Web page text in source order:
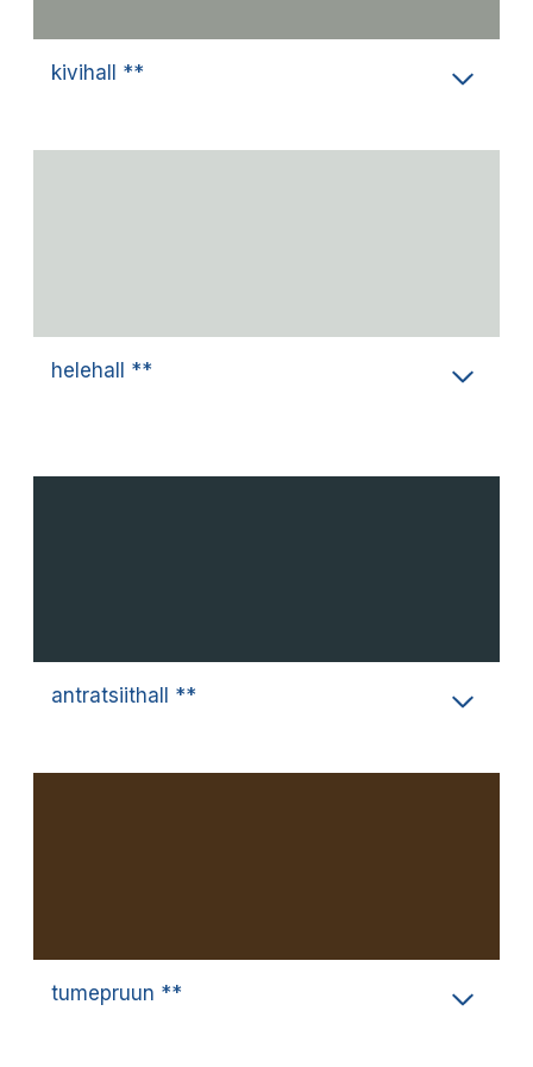
kivihall **
helehall **
antratsiithall **
tumepruun **